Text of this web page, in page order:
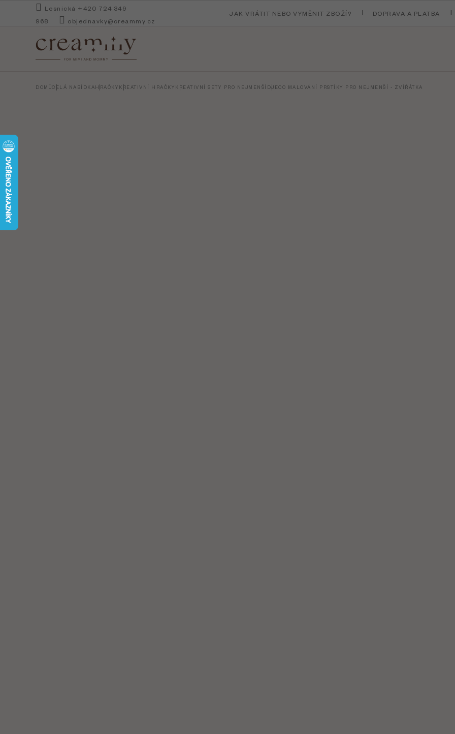
Lesnická +420 724 349
968
objednavky@creammy.cz
JAK VRÁTIT NEBO VYMĚNIT ZBOŽÍ? DOPRAVA A PLATBA
DOMŮCELÁ NABÍDKAHRAČKY KREATIVNÍ HRAČKY KREATIVNÍ SETY PRO NEJMENŠÍ DJECO MALOVÁNÍ PRSTÍKY PRO NEJMENŠÍ - ZVÍŘÁTKA